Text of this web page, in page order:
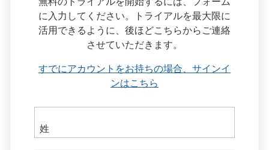
に入力してください。トライアルを最大限に
活用できるように、後ほどこちらからご連絡
させていただきます。
すでにアカウントをお持ちの場合、サインイ
ンはこちら